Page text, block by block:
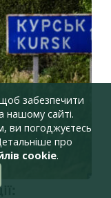
забезпечити
нашому сайті.
ви погоджуєтесь
про
cookie.